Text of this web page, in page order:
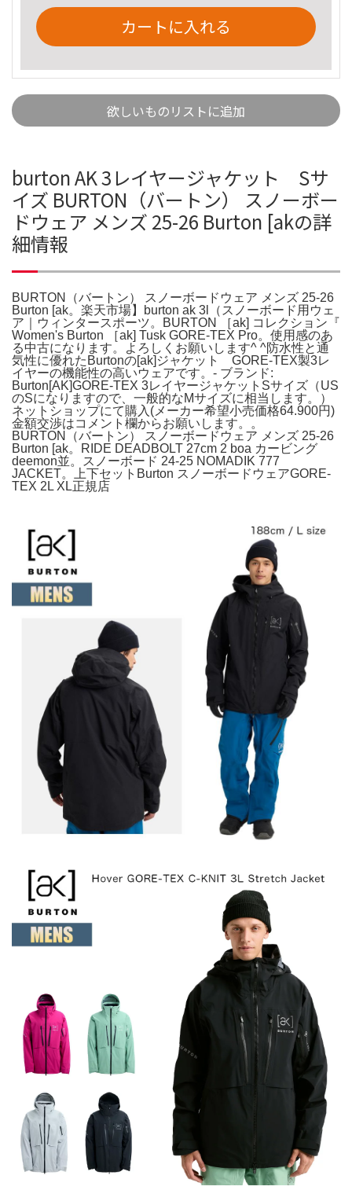
カートに入れる
欲しいものリストに追加
burton AK 3レイヤージャケット Sサ
イズ BURTON（バートン） スノーボー
ドウェア メンズ 25-26 Burton [akの詳
細情報
BURTON（バートン） スノーボードウェア メンズ 25-26
Burton [ak。楽天市場】burton ak 3l（スノーボード用ウェ
ア｜ウィンタースポーツ。BURTON ［ak] コレクション『
Women's Burton ［ak] Tusk GORE-TEX Pro。使用感のあ
る中古になります。よろしくお願いします^ ^防水性と通
気性に優れたBurtonの[ak]ジャケット GORE-TEX製3レ
イヤーの機能性の高いウェアです。- ブランド:
Burton[AK]GORE-TEX 3レイヤージャケットSサイズ（US
のSになりますので、一般的なMサイズに相当します。）
ネットショップにて購入(メーカー希望小売価格64.900円)
金額交渉はコメント欄からお願いします。。
BURTON（バートン） スノーボードウェア メンズ 25-26
Burton [ak。RIDE DEADBOLT 27cm 2 boa カービング
deemon並。スノーボード 24-25 NOMADIK 777
JACKET。上下セットBurton スノーボードウェアGORE-
TEX 2L XL正規店